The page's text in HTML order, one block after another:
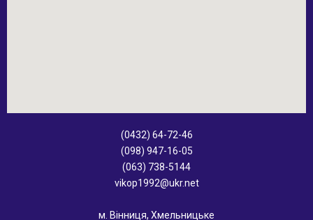
(0432) 64-72-46
(098) 947-16-05
(063) 738-5144
vikop1992@ukr.net
м. Вінниця, Хмельницьке